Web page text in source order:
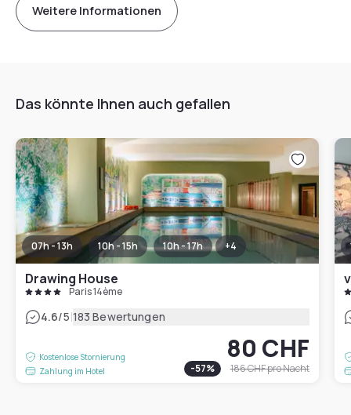
Weitere Informationen
Das könnte Ihnen auch gefallen
07h - 13h 10h - 15h 10h - 17h +4
Drawing House
Paris 14ème
4.6/5|183 Bewertungen
Kostenlose Stornierung
Zahlung im Hotel
80 CHF
-57% 186 CHFpro Nacht